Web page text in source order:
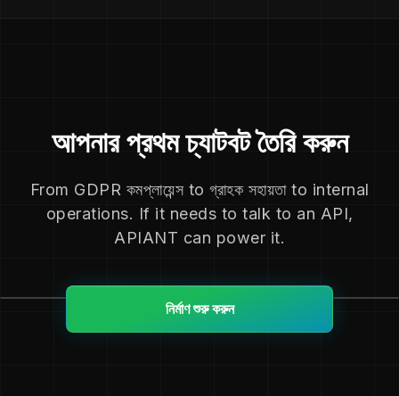
আপনার প্রথম চ্যাটবট তৈরি করুন
From GDPR কমপ্লায়েন্স to গ্রাহক সহায়তা to internal
operations. If it needs to talk to an API,
APIANT can power it.
নির্মাণ শুরু করুন